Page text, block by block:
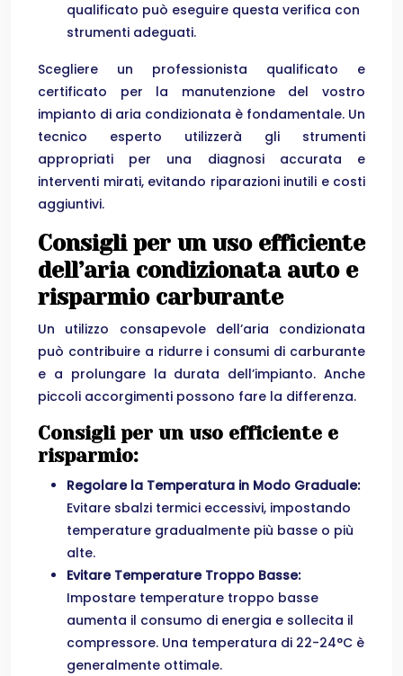
qualificato può eseguire questa verifica con
strumenti adeguati.
Scegliere un professionista qualificato e
certificato per la manutenzione del vostro
impianto di aria condizionata è fondamentale. Un
tecnico esperto utilizzerà gli strumenti
appropriati per una diagnosi accurata e
interventi mirati, evitando riparazioni inutili e costi
aggiuntivi.
Consigli per un uso efficiente
dell’aria condizionata auto e
risparmio carburante
Un utilizzo consapevole dell’aria condizionata
può contribuire a ridurre i consumi di carburante
e a prolungare la durata dell’impianto. Anche
piccoli accorgimenti possono fare la differenza.
Consigli per un uso efficiente e
risparmio:
Regolare la Temperatura in Modo Graduale:
Evitare sbalzi termici eccessivi, impostando
temperature gradualmente più basse o più
alte.
Evitare Temperature Troppo Basse:
Impostare temperature troppo basse
aumenta il consumo di energia e sollecita il
compressore. Una temperatura di 22-24°C è
generalmente ottimale.